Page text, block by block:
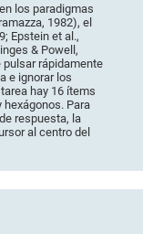
los paradigmas
1982), el
Epstein et al.,
& Powell,
pulsar rápidamente
e ignorar los
hay 16 ítems
Para
respuesta, la
al centro del